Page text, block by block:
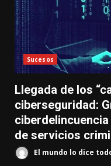
Sucesos
Llegada de los
ciberseguridad:
de servicios
El mundo lo dice